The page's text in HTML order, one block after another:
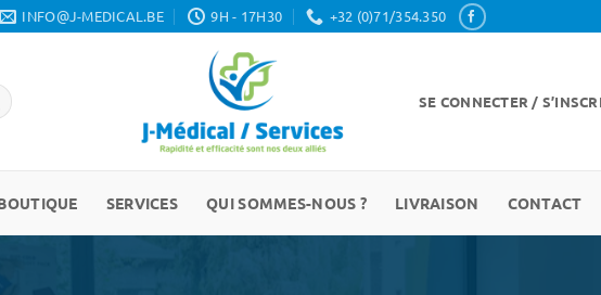
INFO@J-MEDICAL.BE 9H - 17H30 +32 (0)71/354.350
SE CONNECTER /
SERVICES QUI SOMMES-NOUS ? LIVRAISON CONTACT